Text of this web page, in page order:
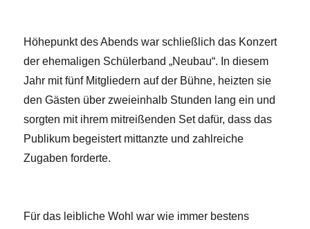
Höhepunkt des Abends war schließlich das Konzert
der ehemaligen Schülerband „Neubau“. In diesem
Jahr mit fünf Mitgliedern auf der Bühne, heizten sie
den Gästen über zweieinhalb Stunden lang ein und
sorgten mit ihrem mitreißenden Set dafür, dass das
Publikum begeistert mittanzte und zahlreiche
Zugaben forderte.
Für das leibliche Wohl war wie immer bestens